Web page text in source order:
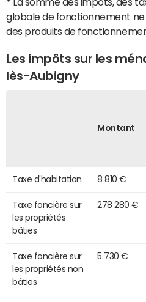
globale de fonctionnement
des produits de
Les impôts sur les
lès-Aubigny
Montant
Taxe d'habitation 8 810 €
Taxe foncière sur
les propriétés
bâties
278 280 €
Taxe foncière sur
les propriétés non
bâties
5 730 €